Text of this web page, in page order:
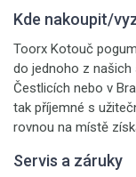
Kde nakoupit/
Toorx Kotouč
do jednoho z našich
Čestlicích nebo v
tak příjemné s
rovnou na místě
Servis a záruky